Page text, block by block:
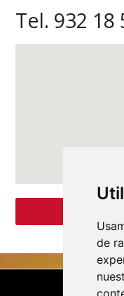
de
Tel. 932 18